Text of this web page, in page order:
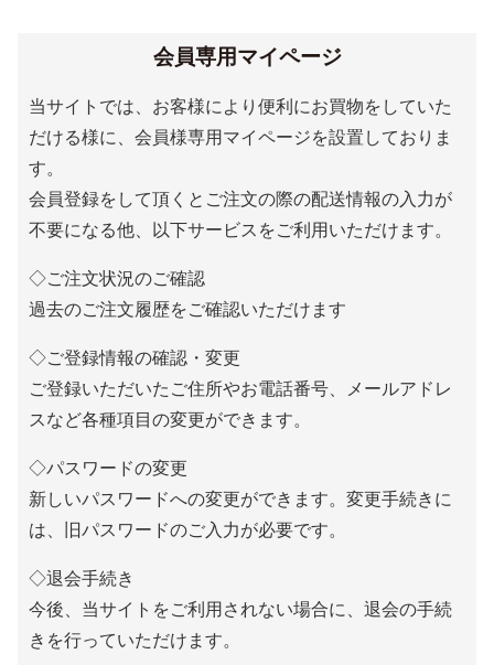
会員専用マイページ
当サイトでは、お客様により便利にお買物をしていた
だける様に、会員様専用マイページを設置しておりま
す。
会員登録をして頂くとご注文の際の配送情報の入力が
不要になる他、以下サービスをご利用いただけます。
◇ご注文状況のご確認
過去のご注文履歴をご確認いただけます
◇ご登録情報の確認・変更
ご登録いただいたご住所やお電話番号、メールアドレ
スなど各種項目の変更ができます。
◇パスワードの変更
新しいパスワードへの変更ができます。変更手続きに
は、旧パスワードのご入力が必要です。
◇退会手続き
今後、当サイトをご利用されない場合に、退会の手続
きを行っていただけます。